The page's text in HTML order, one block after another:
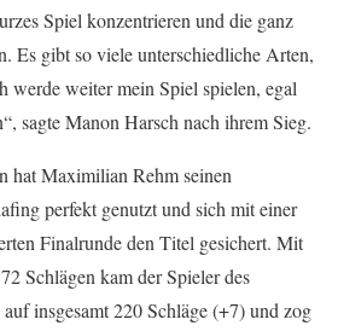
Spiel konzentrieren und die ganz
Es gibt so viele unterschiedliche Arten,
werde weiter mein Spiel spielen, egal
sagte Manon Harsch nach ihrem Sieg.
hat Maximilian Rehm seinen
perfekt genutzt und sich mit einer
Finalrunde den Titel gesichert. Mit
Schlägen kam der Spieler des
insgesamt 220 Schläge (+7) und zog